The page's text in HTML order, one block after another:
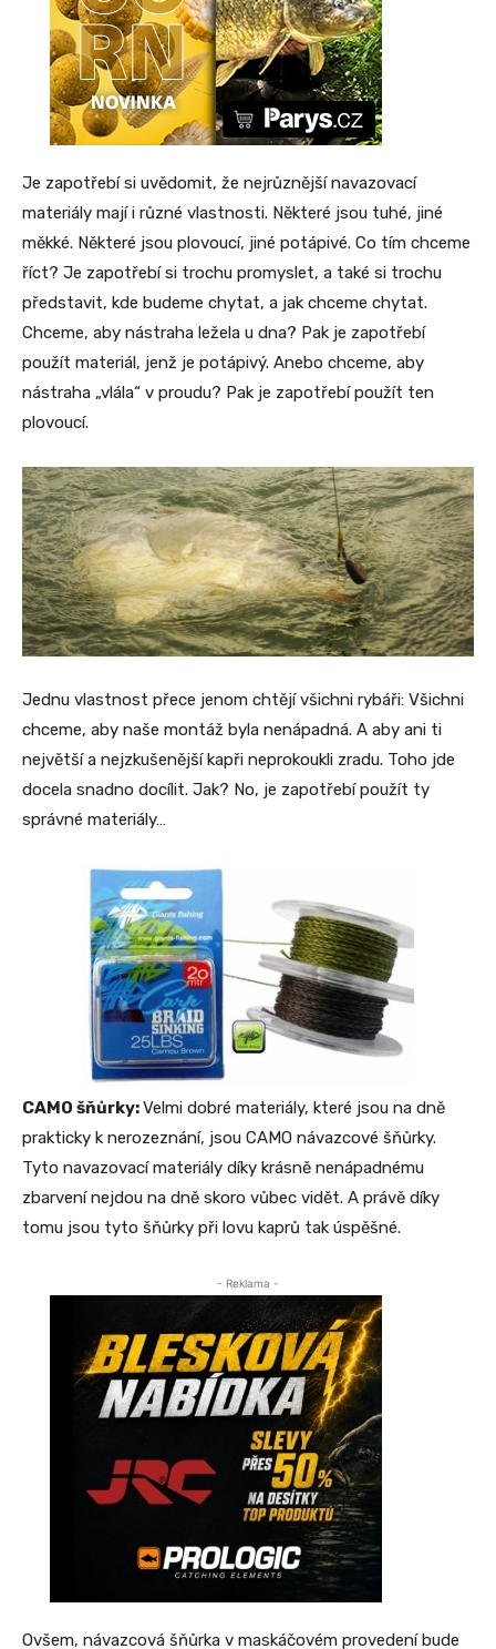
Je zapotřebí si uvědomit, že nejrůznější navazovací
materiály mají i různé vlastnosti. Některé jsou tuhé, jiné
měkké. Některé jsou plovoucí, jiné potápivé. Co tím chceme
říct? Je zapotřebí si trochu promyslet, a také si trochu
představit, kde budeme chytat, a jak chceme chytat.
Chceme, aby nástraha ležela u dna? Pak je zapotřebí
použít materiál, jenž je potápivý. Anebo chceme, aby
nástraha „vlála“ v proudu? Pak je zapotřebí použít ten
plovoucí.
Jednu vlastnost přece jenom chtějí všichni rybáři: Všichni
chceme, aby naše montáž byla nenápadná. A aby ani ti
největší a nejzkušenější kapři neprokoukli zradu. Toho jde
docela snadno docílit. Jak? No, je zapotřebí použít ty
správné materiály…
CAMO šňůrky:Velmi dobré materiály, které jsou na dně
prakticky k nerozeznání, jsou CAMO návazcové šňůrky.
Tyto navazovací materiály díky krásně nenápadnému
zbarvení nejdou na dně skoro vůbec vidět. A právě díky
tomu jsou tyto šňůrky při lovu kaprů tak úspěšné.
- Reklama -
Ovšem, návazcová šňůrka v maskáčovém provedení bude